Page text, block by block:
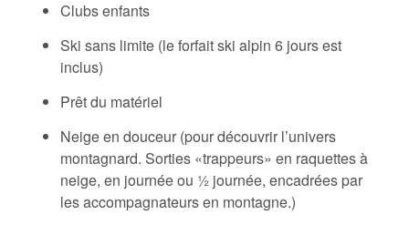
Clubs enfants
Ski sans limite (le forfait ski alpin 6 jours est
inclus)
Prêt du matériel
Neige en douceur (pour découvrir l’univers
montagnard. Sorties «trappeurs» en raquettes à
neige, en journée ou 1⁄2 journée, encadrées par
les accompagnateurs en montagne.)